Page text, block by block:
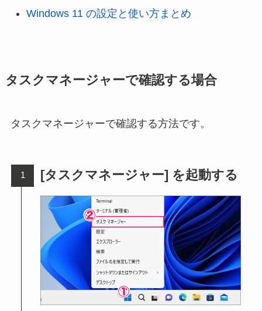
Windows 11 の設定と使い方まとめ
タスクマネージャーで確認する場合
タスクマネージャーで確認する方法です。
[タスクマネージャー] を起動する